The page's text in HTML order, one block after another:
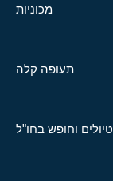
מכוניות
תעופה קלה
טיולים וחופש בחו"ל